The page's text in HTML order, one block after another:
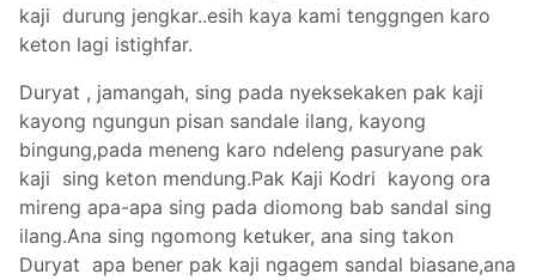
kaji durung jengkar..esih kaya kami tenggngen karo
keton lagi istighfar.
Duryat , jamangah, sing pada nyeksekaken pak kaji
kayong ngungun pisan sandale ilang, kayong
bingung,pada meneng karo ndeleng pasuryane pak
kaji sing keton mendung.Pak Kaji Kodri kayong ora
mireng apa-apa sing pada diomong bab sandal sing
ilang.Ana sing ngomong ketuker, ana sing takon
Duryat apa bener pak kaji ngagem sandal biasane,ana